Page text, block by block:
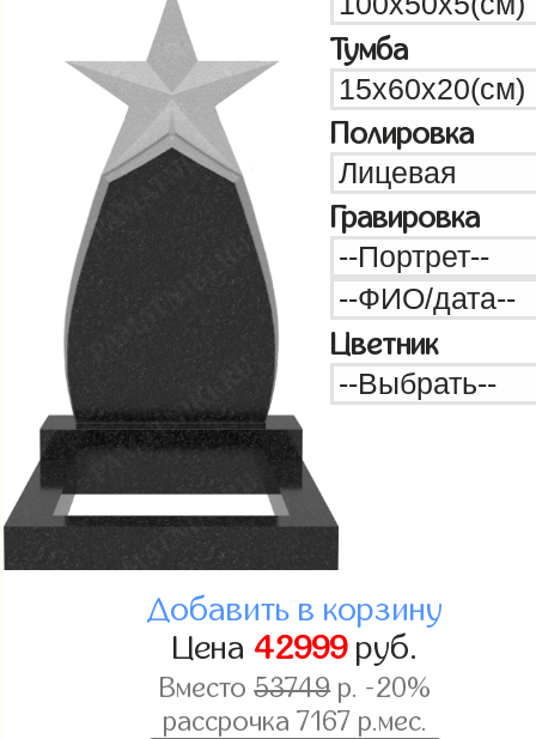
Тумба
Полировка
Гравировка
Цветник
Добавить в корзину
Цена 42999руб.
Вместо53749р. -20%
рассрочка7167 р.мес.